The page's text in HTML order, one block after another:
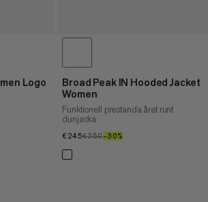
Logo
Broad Peak IN Hooded Jacket
Women
Funktionell prestanda året runt
dunjacka
€245€245
€350€350
–30%